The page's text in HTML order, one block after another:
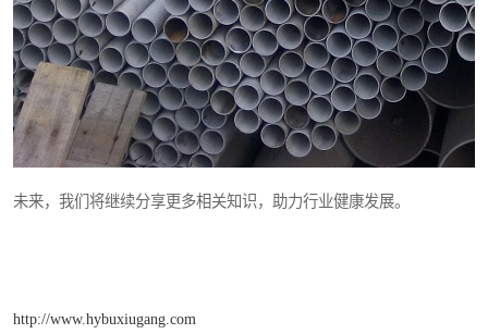
未来，我们将继续分享更多相关知识，助力行业健康发展。
http://www.hybuxiugang.com